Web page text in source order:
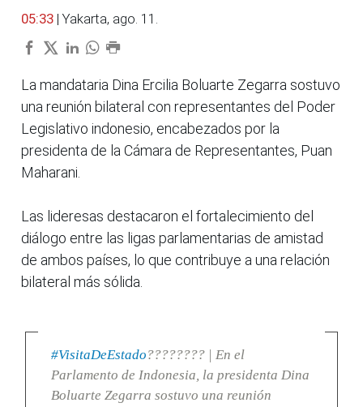
05:33 | Yakarta, ago. 11.
La mandataria Dina Ercilia Boluarte Zegarra sostuvo
una reunión bilateral con representantes del Poder
Legislativo indonesio, encabezados por la
presidenta de la Cámara de Representantes, Puan
Maharani.
Las lideresas destacaron el fortalecimiento del
diálogo entre las ligas parlamentarias de amistad
de ambos países, lo que contribuye a una relación
bilateral más sólida.
#VisitaDeEstado???????? | En el
Parlamento de Indonesia, la presidenta Dina
Boluarte Zegarra sostuvo una reunión